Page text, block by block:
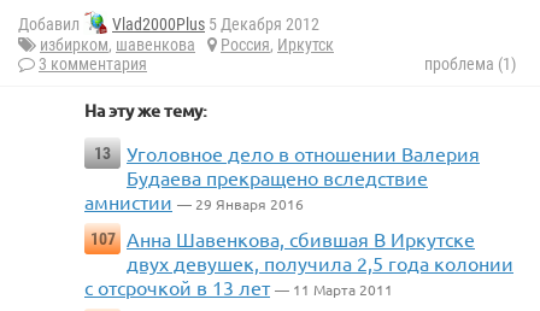
Добавил Vlad2000Plus 5 Декабря 2012
избирком, шавенкова Россия, Иркутск
3 комментария
проблема (1)
На эту же тему:
13
Уголовное дело в отношении Валерия
Будаева прекращено вследствие
амнистии — 29 Января 2016
107 Анна Шавенкова, сбившая В Иркутске
двух девушек, получила 2,5 года колонии
с отсрочкой в 13 лет — 11 Марта 2011